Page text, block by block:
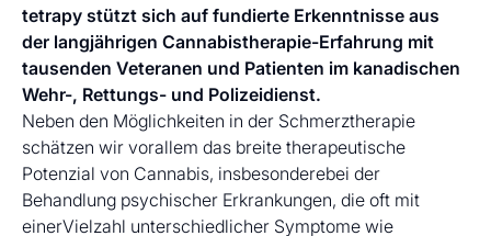
tetrapy stützt sich auf fundierte Erkenntnisse aus
der langjährigen Cannabistherapie-Erfahrung mit
tausenden Veteranen und Patienten im kanadischen
Wehr-, Rettungs- und Polizeidienst.
Neben den Möglichkeiten in der Schmerztherapie
schätzen wir vorallem das breite therapeutische
Potenzial von Cannabis, insbesonderebei der
Behandlung psychischer Erkrankungen, die oft mit
einerVielzahl unterschiedlicher Symptome wie